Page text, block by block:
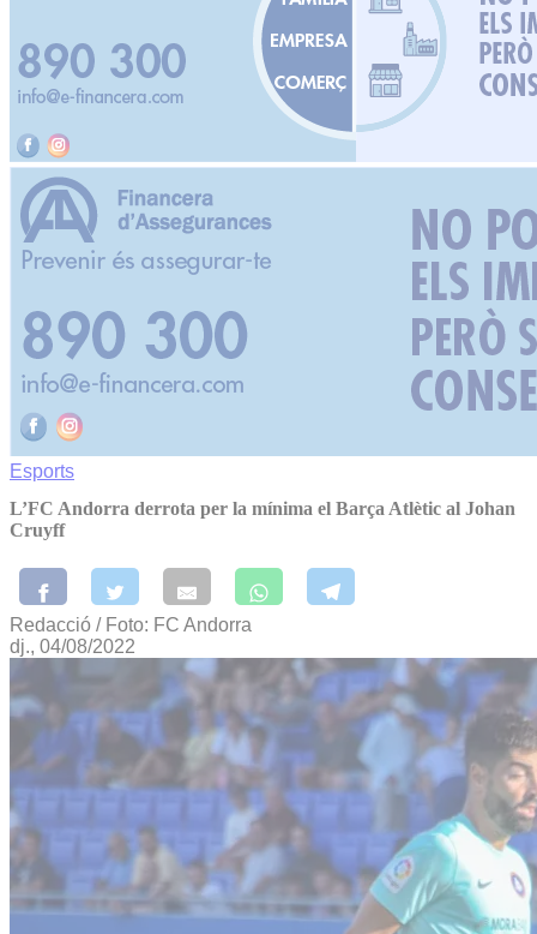
Esports
L’FC Andorra derrota per la mínima el Barça Atlètic al Johan
Cruyff
Redacció / Foto: FC Andorra
dj., 04/08/2022